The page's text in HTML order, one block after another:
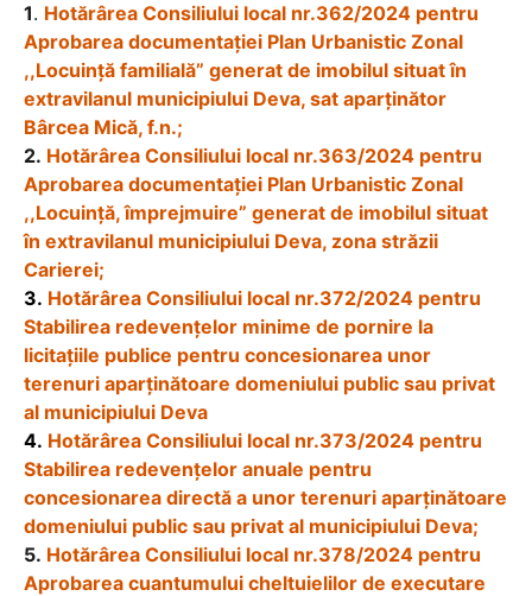
1. Hotărârea Consiliului local nr.362/2024 pentru
Aprobarea documentaţiei Plan Urbanistic Zonal
,,Locuinţă familială” generat de imobilul situat în
extravilanul municipiului Deva, sat aparţinător
Bârcea Mică, f.n.;
2. Hotărârea Consiliului local nr.363/2024 pentru
Aprobarea documentaţiei Plan Urbanistic Zonal
,,Locuinţă, împrejmuire” generat de imobilul situat
în extravilanul municipiului Deva, zona străzii
Carierei;
3. Hotărârea Consiliului local nr.372/2024 pentru
Stabilirea redevenţelor minime de pornire la
licitaţiile publice pentru concesionarea unor
terenuri aparţinătoare domeniului public sau privat
al municipiului Deva
4. Hotărârea Consiliului local nr.373/2024 pentru
Stabilirea redevenţelor anuale pentru
concesionarea directă a unor terenuri aparţinătoare
domeniului public sau privat al municipiului Deva;
5. Hotărârea Consiliului local nr.378/2024 pentru
Aprobarea cuantumului cheltuielilor de executare